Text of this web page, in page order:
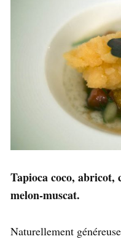
Tapioca coco, abricot,
melon-muscat.
Naturellement